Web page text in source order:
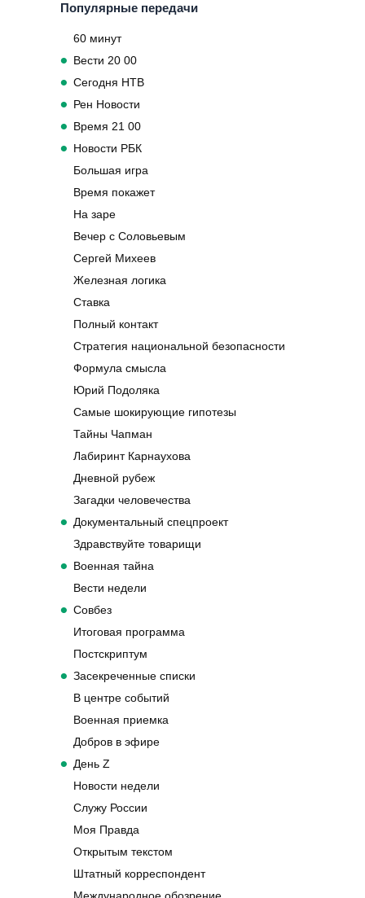
Популярные передачи
60 минут
Вести 20 00
Сегодня НТВ
Рен Новости
Время 21 00
Новости РБК
Большая игра
Время покажет
На заре
Вечер с Соловьевым
Сергей Михеев
Железная логика
Ставка
Полный контакт
Стратегия национальной безопасности
Формула смысла
Юрий Подоляка
Самые шокирующие гипотезы
Тайны Чапман
Лабиринт Карнаухова
Дневной рубеж
Загадки человечества
Документальный спецпроект
Здравствуйте товарищи
Военная тайна
Вести недели
Совбез
Итоговая программа
Постскриптум
Засекреченные списки
В центре событий
Военная приемка
Добров в эфире
День Z
Новости недели
Служу России
Моя Правда
Открытым текстом
Штатный корреспондент
Международное обозрение